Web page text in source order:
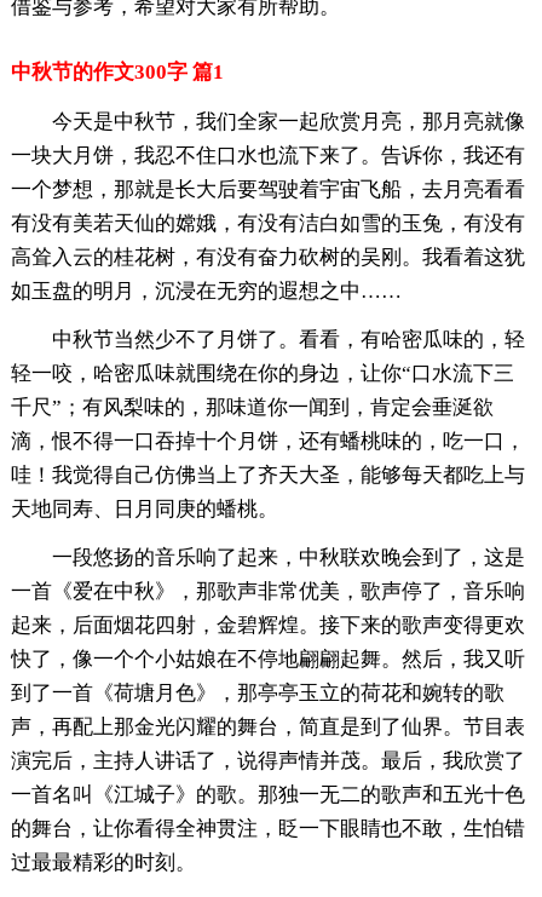
借鉴与参考，希望对大家有所帮助。
中秋节的作文300字 篇1
今天是中秋节，我们全家一起欣赏月亮，那月亮就像
一块大月饼，我忍不住口水也流下来了。告诉你，我还有
一个梦想，那就是长大后要驾驶着宇宙飞船，去月亮看看
有没有美若天仙的嫦娥，有没有洁白如雪的玉兔，有没有
高耸入云的桂花树，有没有奋力砍树的吴刚。我看着这犹
如玉盘的明月，沉浸在无穷的遐想之中……
中秋节当然少不了月饼了。看看，有哈密瓜味的，轻
轻一咬，哈密瓜味就围绕在你的身边，让你“口水流下三
千尺”；有风梨味的，那味道你一闻到，肯定会垂涎欲
滴，恨不得一口吞掉十个月饼，还有蟠桃味的，吃一口，
哇！我觉得自己仿佛当上了齐天大圣，能够每天都吃上与
天地同寿、日月同庚的蟠桃。
一段悠扬的音乐响了起来，中秋联欢晚会到了，这是
一首《爱在中秋》，那歌声非常优美，歌声停了，音乐响
起来，后面烟花四射，金碧辉煌。接下来的歌声变得更欢
快了，像一个个小姑娘在不停地翩翩起舞。然后，我又听
到了一首《荷塘月色》，那亭亭玉立的荷花和婉转的歌
声，再配上那金光闪耀的舞台，简直是到了仙界。节目表
演完后，主持人讲话了，说得声情并茂。最后，我欣赏了
一首名叫《江城子》的歌。那独一无二的歌声和五光十色
的舞台，让你看得全神贯注，眨一下眼睛也不敢，生怕错
过最最精彩的时刻。